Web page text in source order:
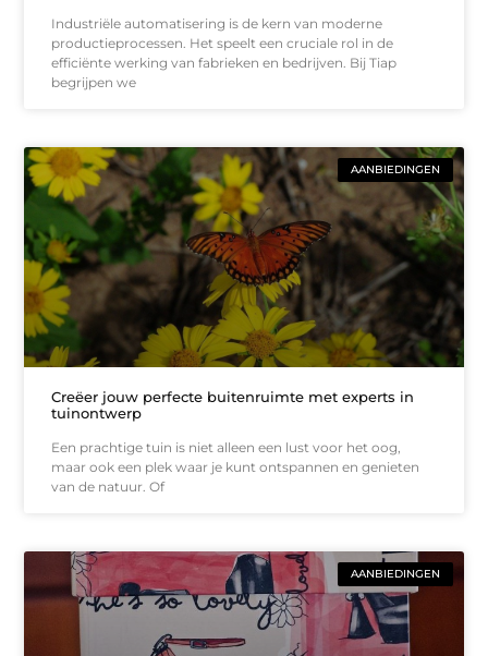
Industriële automatisering is de kern van moderne
productieprocessen. Het speelt een cruciale rol in de
efficiënte werking van fabrieken en bedrijven. Bij Tiap
begrijpen we
AANBIEDINGEN
Creëer jouw perfecte buitenruimte met experts in
tuinontwerp
Een prachtige tuin is niet alleen een lust voor het oog,
maar ook een plek waar je kunt ontspannen en genieten
van de natuur. Of
AANBIEDINGEN